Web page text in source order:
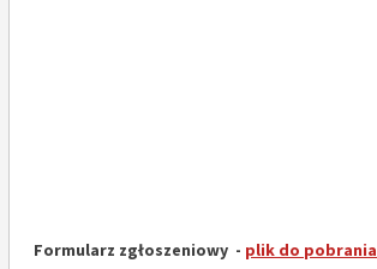
Formularz zgłoszeniowy - plik do pobrania